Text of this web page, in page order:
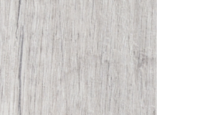
Gastronomo
Al negozio online di Frischdienst